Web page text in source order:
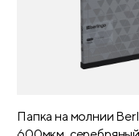
Папка на молнии